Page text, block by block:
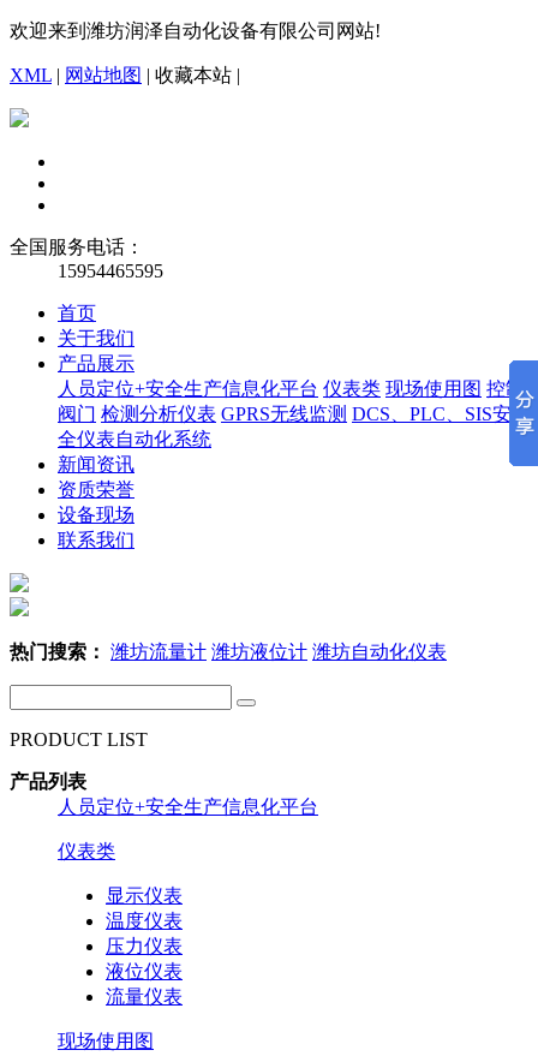
欢迎来到潍坊润泽自动化设备有限公司网站!
XML | 网站地图 | 收藏本站 |
全国服务电话：
15954465595
首页
关于我们
产品展示
人员定位+安全生产信息化平台 仪表类 现场使用图 控制
阀门 检测分析仪表 GPRS无线监测 DCS、PLC、SIS安
全仪表自动化系统
新闻资讯
资质荣誉
设备现场
联系我们
热门搜索： 潍坊流量计 潍坊液位计 潍坊自动化仪表
PRODUCT LIST
产品列表
人员定位+安全生产信息化平台
仪表类
显示仪表
温度仪表
压力仪表
液位仪表
流量仪表
现场使用图